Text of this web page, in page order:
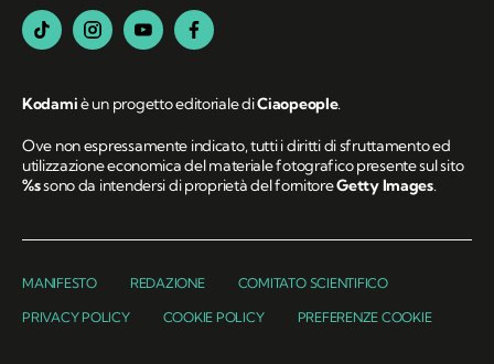
Kodamiè un progetto editoriale diCiaopeople.
Ove non espressamente indicato, tutti i diritti di sfruttamento ed
utilizzazione economica del materiale fotografico presente sul sito
%ssono da intendersi di proprietà del fornitoreGetty Images.
MANIFESTO REDAZIONE COMITATO SCIENTIFICO
PRIVACY POLICY COOKIE POLICY PREFERENZE COOKIE